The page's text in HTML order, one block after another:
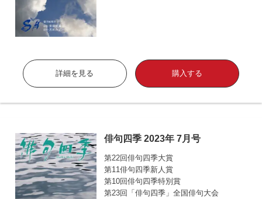
詳細を見る 購入する
俳句四季 2023年 7月号
第22回俳句四季大賞
第11俳句四季新人賞
第10回俳句四季特別賞
第23回「俳句四季」全国俳句大会